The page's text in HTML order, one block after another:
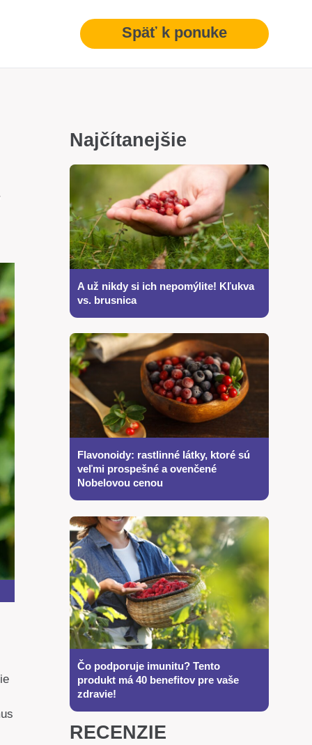
Späť k ponuke
Najčítanejšie
A už nikdy si ich nepomýlite! Kľukva
vs. brusnica
Flavonoidy: rastlinné látky, ktoré sú
veľmi prospešné a ovenčené
Nobelovou cenou
Čo podporuje imunitu? Tento
produkt má 40 benefitov pre vaše
zdravie!
RECENZIE